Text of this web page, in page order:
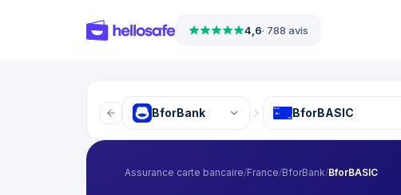
4,6· 788 avis
BforBank BforBASIC
Assurance carte bancaire/France/BforBank/BforBASIC